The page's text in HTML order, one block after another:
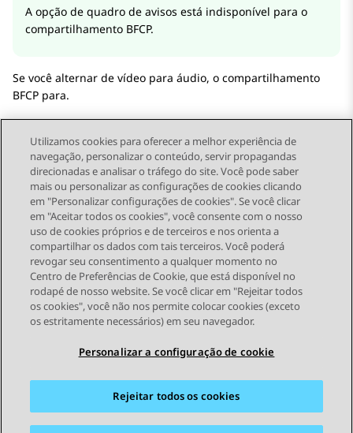
A opção de quadro de avisos está indisponível para o
compartilhamento BFCP.
Se você alternar de vídeo para áudio, o compartilhamento
BFCP para.
Send Feedback
Topic navigation
Tópico anterior Próximo tópico
STAY CONNECTED
Mapa do site Termos de Uso
Privacidade
Utilizamos cookies para oferecer a melhor experiência de
navegação, personalizar o conteúdo, servir propagandas
direcionadas e analisar o tráfego do site. Você pode saber
mais ou personalizar as configurações de cookies clicando
em "Personalizar configurações de cookies". Se você clicar
em "Aceitar todos os cookies", você consente com o nosso
uso de cookies próprios e de terceiros e nos orienta a
compartilhar os dados com tais terceiros. Você poderá
revogar seu consentimento a qualquer momento no
Centro de Preferências de Cookie, que está disponível no
rodapé de nosso website. Se você clicar em "Rejeitar todos
os cookies", você não nos permite colocar cookies (exceto
os estritamente necessários) em seu navegador.
Personalizar a configuração de cookie
Rejeitar todos os cookies